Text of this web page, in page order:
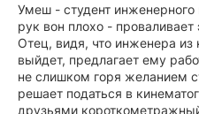
Умеш - студент
рук вон плохо -
Отец, видя, что инженера из
выйдет, предлагает ему
не слишком горя желанием
решает податься в
друзьями